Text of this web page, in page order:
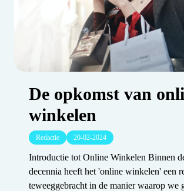
De opkomst van
winkelen
Redactie 20-02-2024
Introductie tot Online Winkelen Binnen
decennia heeft het 'online winkelen' een
teweeggebracht in de manier waarop we